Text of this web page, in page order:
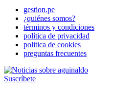
gestion.pe
¿quiénes somos?
términos y condiciones
política de privacidad
politica de cookies
preguntas frecuentes
Suscríbete